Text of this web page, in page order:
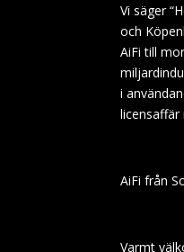
Vi säger
och
AiFi till
i
AiFi från
Varmt